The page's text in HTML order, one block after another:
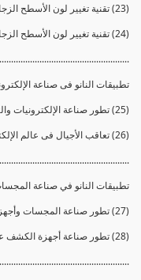
(23) تقنية تغيير لون الأسطح الزجاجية بالكهرباء
(24) تقنية تغيير لون الأسطح الزجاجية بالحبيبات العاكسة للضوء
تطبيقات النانو فى صناعة
(25) تطور صناعة الإلكترونيات والترانزستورات
(26) تعاقب الأجيال فى عالم الإلكترونيات
تطبيقات النانو في صناعة
(27) تطور صناعة المجسات وأجهزة الإستشعار عن بعد
(28) تطور صناعة أجهزة الكشف عن المتفجرات